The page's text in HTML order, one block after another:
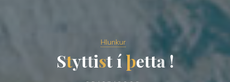
Hlunkur
Styttist íþetta!